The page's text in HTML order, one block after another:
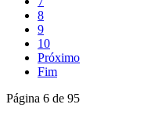
8
9
10
Próximo
Fim
Página 6 de 95